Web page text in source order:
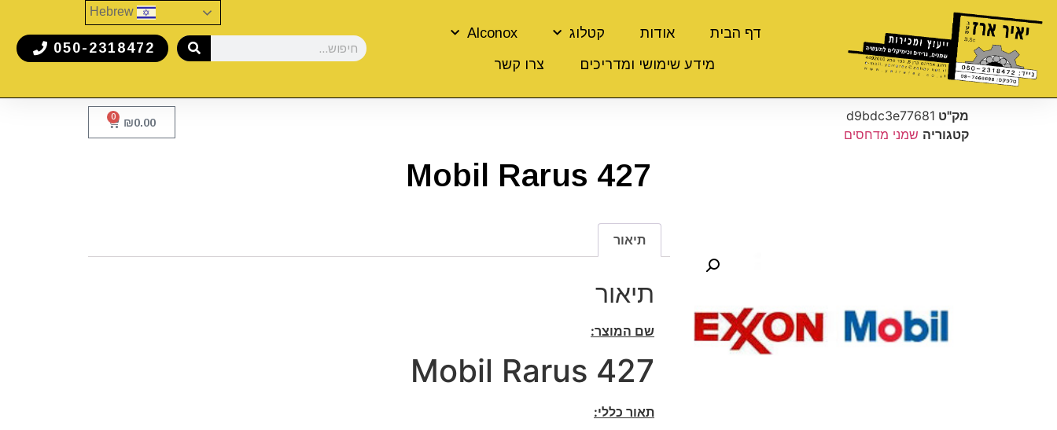
דף הבית אודות קטלוג
Alconox
מידע שימושי ומדריכים
צרו קשר
050-2318472
מק"ט d9bdc3e77681
קטגוריה שמני מדחסים
₪0.00
0
Mobil Rarus 427
תיאור
תיאור
שם המוצר:
Mobil Rarus 427
תאור כללי:
Hebrew